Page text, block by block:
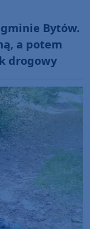
Bytów.
a potem
drogowy